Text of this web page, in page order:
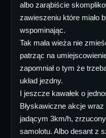
albo zarąbiście
zawieszeniu które miało
wspominając.
Tak mała wieża nie
patrząc na
zapomniał o tym że
układ jezdny.
I jeszcze kawałek o
Błyskawiczne akcje
jadącym 3km/h,
samolotu. Albo desant z